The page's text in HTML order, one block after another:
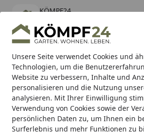
Unsere Seite verwendet Cookies und
Technologien, um die
Website zu verbessern, Inhalte und
personalisieren und die Nutzung
analysieren. Mit Ihrer Einwilligung
Verwendung von Cookies sowie der
persönlichen Daten zu, um Ihnen ein
Surferlebnis und mehr Funktionen zu
KÖMPF24
kostenlos - Im App Store
Alle Produkte
Mein Konto
Suchen
Karibu Pools inkl. gratis
Starterset (Gesamtwert